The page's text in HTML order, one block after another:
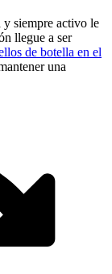
siempre activo le
llegue a ser
de botella en el
una